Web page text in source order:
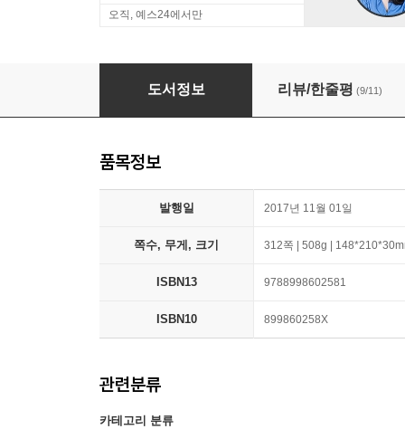
오직, 예스24에서만
꼭 한국에서만 살아야 할 이유가 없다면
도서정보 리뷰/한줄평 (9/11)
품목정보
발행일 2017년 11월 01일
쪽수, 무게, 크기 312쪽 | 508g |
ISBN13 9788998602581
ISBN10 899860258X
관련분류
카테고리 분류